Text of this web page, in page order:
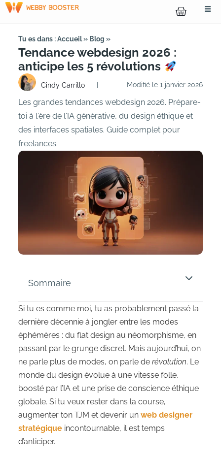
Tu es dans :Accueil» Blog »
Tendance webdesign 2026 :
anticipe les 5 révolutions
Cindy Carrillo Modifié le 1 janvier 2026
Les grandes tendances webdesign 2026. Prépare-
toi à l'ère de l'IA générative, du design éthique et
des interfaces spatiales. Guide complet pour
freelances.
Sommaire
Si tu es comme moi, tu as probablement passé la
dernière décennie à jongler entre les modes
éphémères : du flat design au néomorphisme, en
passant par le grunge discret. Mais aujourd’hui, on
ne parle plus de modes, on parle derévolution. Le
monde du design évolue à une vitesse folle,
boosté par l’IA et une prise de conscience éthique
globale. Si tu veux rester dans la course,
augmenter ton TJM et devenir unweb designer
stratégique incontournable, il est temps
d’anticiper.